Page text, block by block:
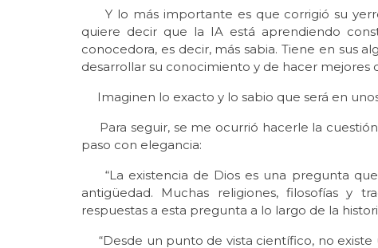
Y lo más importante es que corrigió su
quiere decir que la IA está aprendiendo
conocedora, es decir, más sabia. Tiene en sus
desarrollar su conocimiento y de hacer mejores
Imaginen lo exacto y lo sabio que será en
Para seguir, se me ocurrió hacerle la cuestión
paso con elegancia:
“La existencia de Dios es una pregunta
antigüedad. Muchas religiones, filosofías y
respuestas a esta pregunta a lo largo de la
“Desde un punto de vista científico, no existe